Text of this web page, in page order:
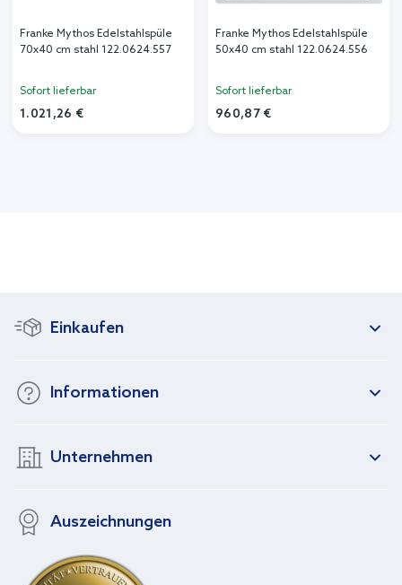
Franke Mythos Edelstahlspüle
70x40 cm stahl 122.0624.557
Sofort lieferbar
1.021,26 €
Franke Mythos Edelstahlspüle
50x40 cm stahl 122.0624.556
Sofort lieferbar
960,87 €
Einkaufen
Informationen
Unternehmen
Auszeichnungen